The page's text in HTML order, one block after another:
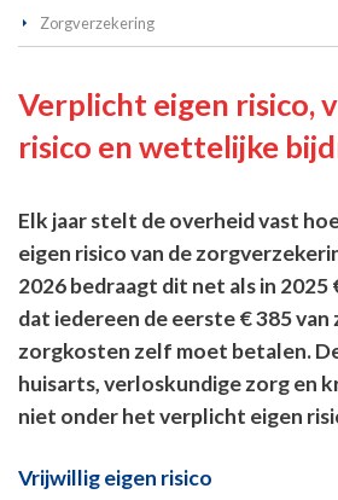
Zorgverzekering
Verplicht eigen risico,
risico en wettelijke
Elk jaar stelt de overheid vast
eigen risico van de
2026 bedraagt dit net als in
dat iedereen de eerste € 385 van
zorgkosten zelf moet betalen.
huisarts, verloskundige zorg en
niet onder het verplicht eigen
Vrijwillig eigen risico